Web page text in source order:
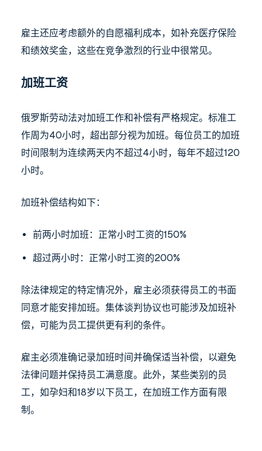
雇主还应考虑额外的自愿福利成本，如补充医疗保险
和绩效奖金，这些在竞争激烈的行业中很常见。
加班工资
俄罗斯劳动法对加班工作和补偿有严格规定。标准工
作周为40小时，超出部分视为加班。每位员工的加班
时间限制为连续两天内不超过4小时，每年不超过120
小时。
加班补偿结构如下：
前两小时加班：正常小时工资的150%
超过两小时：正常小时工资的200%
除法律规定的特定情况外，雇主必须获得员工的书面
同意才能安排加班。集体谈判协议也可能涉及加班补
偿，可能为员工提供更有利的条件。
雇主必须准确记录加班时间并确保适当补偿，以避免
法律问题并保持员工满意度。此外，某些类别的员
工，如孕妇和18岁以下员工，在加班工作方面有限
制。